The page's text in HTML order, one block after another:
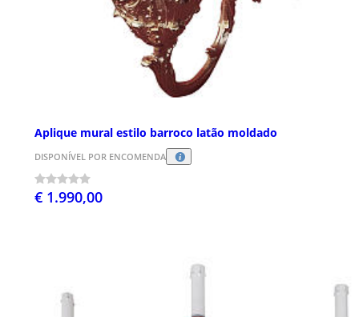
Aplique mural estilo barroco latão moldado
DISPONÍVEL POR ENCOMENDA
€ 1.990,00